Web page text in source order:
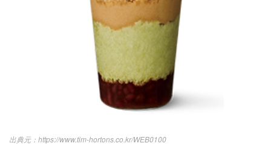
https://www.tim-hortons.co.kr/WEB0100